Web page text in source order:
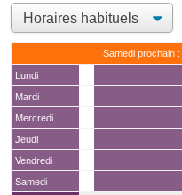
Samedi prochain :
Lundi
Mardi
Mercredi
Jeudi
Vendredi
Samedi